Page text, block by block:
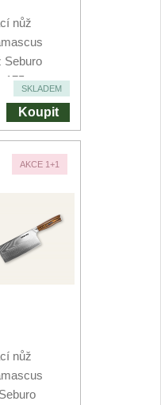
nůž
Seburo
175mm
SKLADEM
Koupit
AKCE 1+1
nůž